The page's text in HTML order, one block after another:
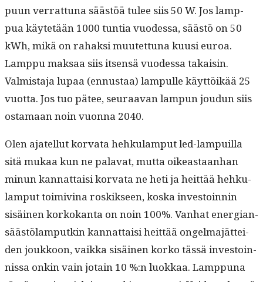
pu­un ver­rat­tuna säästöä tulee siis 50 W. Jos lamp­
pua käytetään 1000 tun­tia vuodessa, säästö on 50
kWh, mikä on rahak­si muutet­tuna kuusi euroa.
Lamp­pu mak­saa siis itsen­sä vuodessa takaisin.
Valmis­ta­ja lupaa (ennus­taa) lam­pulle käyt­töikää 25
vuot­ta. Jos tuo pätee, seu­raa­van lam­pun joudun siis
osta­maan noin vuon­na 2040.
Olen ajatel­lut kor­va­ta hehku­lam­put led-lam­puil­la
sitä mukaa kun ne palavat, mut­ta oikeas­t­aan­han
min­un kan­nat­taisi kor­va­ta ne heti ja heit­tää hehku­
lam­put toimiv­ina roskik­seen, kos­ka investoin­nin
sisäi­nen korkokan­ta on noin 100%. Van­hat ener­gian­
säästölam­putkin kan­nat­taisi heit­tää ongel­ma­jät­tei­
den joukkoon, vaik­ka sisäi­nen korko tässä investoin­
nis­sa onkin vain jotain 10 %:n luokkaa. Lamp­puna